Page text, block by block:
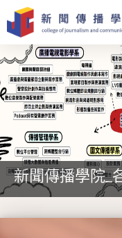
新聞傳播學院_